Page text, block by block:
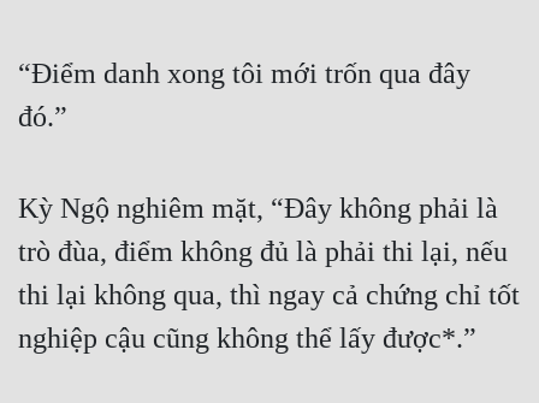
Phản Phái
Quan Trường
Sảng Văn
Sắc
Sủng
Thanh Xuân
“Điểm danh xong tôi mới trốn qua đây
đó.”
Kỳ Ngộ nghiêm mặt, “Đây không phải là
trò đùa, điểm không đủ là phải thi lại, nếu
thi lại không qua, thì ngay cả chứng chỉ tốt
nghiệp cậu cũng không thể lấy được*.”